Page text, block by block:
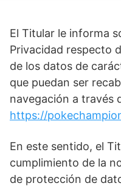
El Titular le informa
Privacidad respecto
de los datos de
que puedan ser
navegación a través
https://
En este sentido, el
cumplimiento de la
de protección de